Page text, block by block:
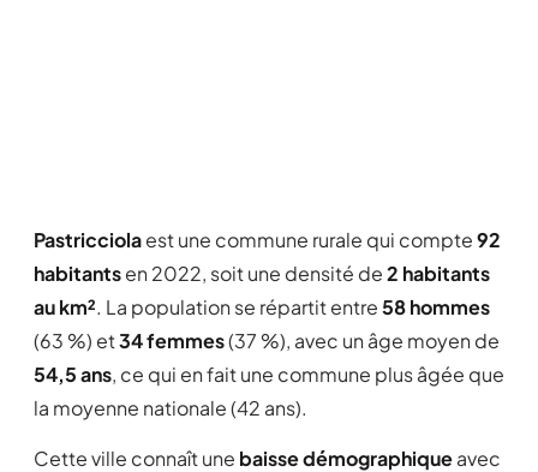
Pastricciolaest une commune rurale qui compte92
habitantsen 2022, soit une densité de2 habitants
au km². La population se répartit entre58 hommes
(63 %) et34 femmes(37 %), avec un âge moyen de
54,5 ans, ce qui en fait une commune plus âgée que
la moyenne nationale (42 ans).
Cette ville connaît une baisse démographiqueavec